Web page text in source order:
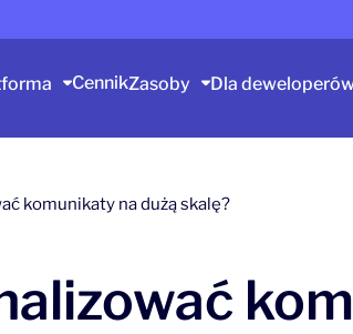
CennikZasoby Dla
komunikaty na dużą skalę?